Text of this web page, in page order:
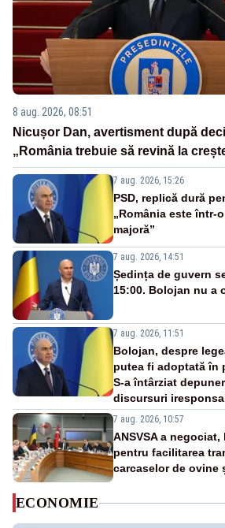
8 aug. 2026, 08:51
Nicușor Dan, avertisment după
„România trebuie să revină la
7 aug. 2026, 15:26
PSD, replică dură
„România este într-
majoră”
7 aug. 2026, 14:51
Ședința de guvern
15:00. Bolojan nu a
7 aug. 2026, 11:51
Bolojan, despre
putea fi adoptată în
S-a întârziat
discursuri
7 aug. 2026, 10:57
ANSVSA a
pentru facilitarea
carcaselor de ovine
ECONOMIE